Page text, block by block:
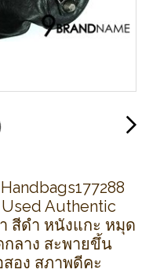
Authentic
สีดำ หนังแกะ หมุด
ลาง สะพายขึ้น
อง สภาพดีคะ